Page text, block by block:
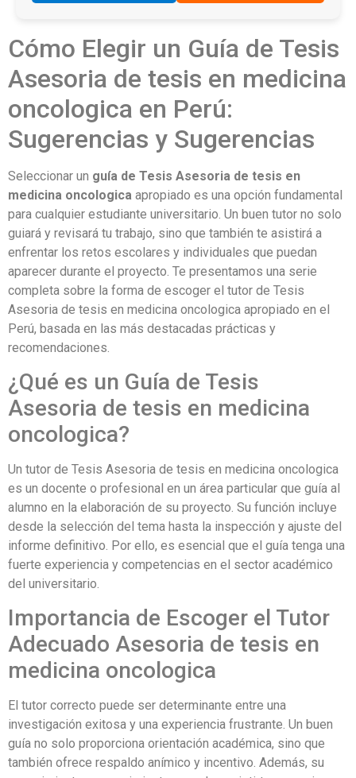
Cómo Elegir un Guía de Tesis
Asesoria de tesis en medicina
oncologica en Perú:
Sugerencias y Sugerencias
Seleccionar un guía de Tesis Asesoria de tesis en
medicina oncologica apropiado es una opción fundamental
para cualquier estudiante universitario. Un buen tutor no solo
guiará y revisará tu trabajo, sino que también te asistirá a
enfrentar los retos escolares y individuales que puedan
aparecer durante el proyecto. Te presentamos una serie
completa sobre la forma de escoger el tutor de Tesis
Asesoria de tesis en medicina oncologica apropiado en el
Perú, basada en las más destacadas prácticas y
recomendaciones.
¿Qué es un Guía de Tesis
Asesoria de tesis en medicina
oncologica?
Un tutor de Tesis Asesoria de tesis en medicina oncologica
es un docente o profesional en un área particular que guía al
alumno en la elaboración de su proyecto. Su función incluye
desde la selección del tema hasta la inspección y ajuste del
informe definitivo. Por ello, es esencial que el guía tenga una
fuerte experiencia y competencias en el sector académico
del universitario.
Importancia de Escoger el Tutor
Adecuado Asesoria de tesis en
medicina oncologica
El tutor correcto puede ser determinante entre una
investigación exitosa y una experiencia frustrante. Un buen
guía no solo proporciona orientación académica, sino que
también ofrece respaldo anímico y incentivo. Además, su